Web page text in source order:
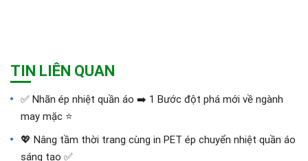
TIN LIÊN QUAN
✅‪ Nhãn ép nhiệt quần áo ➡️ 1 Bước đột phá mới về ngành
may mặc ⭐️
💖 Nâng tầm thời trang cùng in PET ép chuyển nhiệt quần áo
sáng tạo ✅